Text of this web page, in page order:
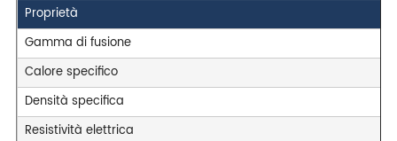
Proprietà
Gamma di fusione
Calore specifico
Densità specifica
Resistività elettrica